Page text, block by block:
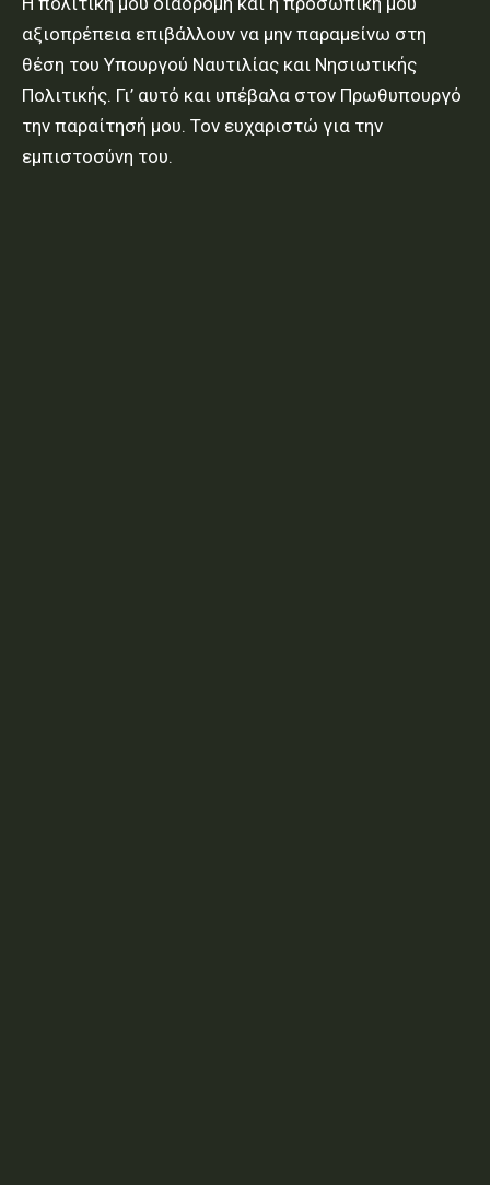
αξιοπρέπεια επιβάλλουν να μην παραμείνω στη
θέση του Υπουργού Ναυτιλίας και Νησιωτικής
Πολιτικής. Γι’ αυτό και υπέβαλα στον Πρωθυπουργό
την παραίτησή μου. Τον ευχαριστώ για την
εμπιστοσύνη του.